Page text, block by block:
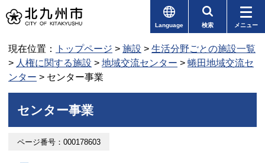
Language 検索 メニュー
現在位置： トップページ > 施設 > 生活分野ごとの施設一覧
> 人権に関する施設 > 地域交流センター > 蜷田地域交流セ
ンター > センター事業
センター事業
ページ番号：000178603